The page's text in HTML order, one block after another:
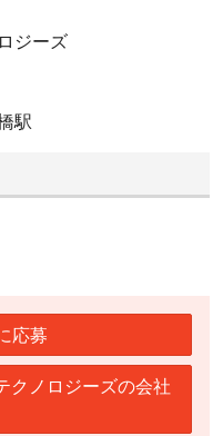
ジーズ
駅
応募
クノロジーズの会社